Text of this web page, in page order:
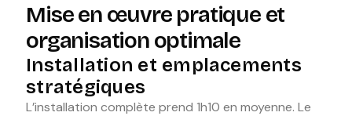
Mise en œuvre pratique et
organisation optimale
Installation et emplacements
stratégiques
L’installation complète prend 1h10 en moyenne. Le